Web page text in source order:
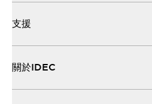
支援
關於IDEC